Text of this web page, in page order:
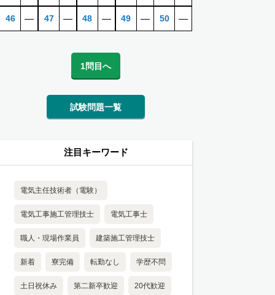
46 ― 47 ― 48 ― 49 ― 50 ―
1問目へ
試験問題一覧
注目キーワード
電気主任技術者（電験）
電気工事施工管理技士 電気工事士
職人・現場作業員 建築施工管理技士
新着 寮完備 転勤なし 学歴不問
土日祝休み 第二新卒歓迎 20代歓迎